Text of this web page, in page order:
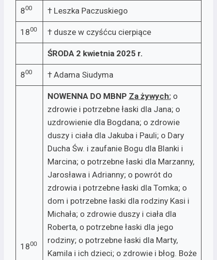
800 † Leszka Paczuskiego
1800 † dusze w czyśćcu cierpiące
ŚRODA 2 kwietnia 2025 r.
800 † Adama Siudyma
1800
NOWENNA DO MBNP Za żywych:­o
zdrowie i potrzebne łaski dla Jana; o
uzdrowienie dla Bogdana; o zdrowie
duszy i ciała dla Jakuba i Pauli; o Dary
Ducha Św. i zaufanie Bogu dla Blanki i
Marcina; o potrzebne łaski dla Marzanny,
Jarosława i Adrianny; o powrót do
zdrowia i potrzebne łaski dla Tomka; o
dom i potrzebne łaski dla rodziny Kasi i
Michała; o zdrowie duszy i ciała dla
Roberta, o potrzebne łaski dla jego
rodziny; o potrzebne łaski dla Marty,
Kamila i ich dzieci; o zdrowie i błog. Boże